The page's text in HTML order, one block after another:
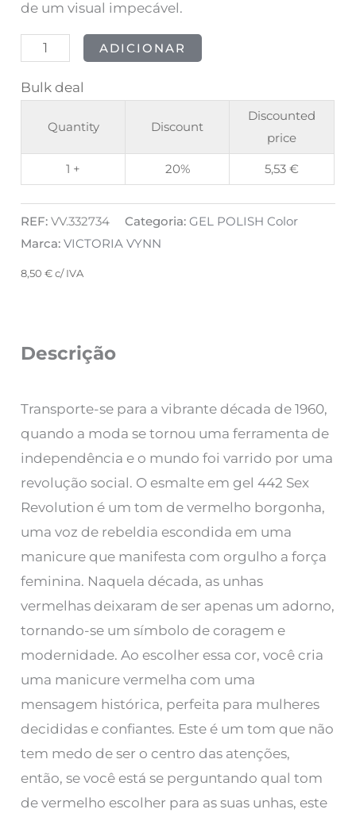
de um visual impecável.
ADICIONAR
Bulk deal
Quantity Discount
Discounted
price
1 + 20% 5,53€
REF:VV.332734 Categoria:GEL POLISH Color
Marca:VICTORIA VYNN
8,50€ c/ IVA
Descrição
Transporte-se para a vibrante década de 1960,
quando a moda se tornou uma ferramenta de
independência e o mundo foi varrido por uma
revolução social. O esmalte em gel 442 Sex
Revolution é um tom de vermelho borgonha,
uma voz de rebeldia escondida em uma
manicure que manifesta com orgulho a força
feminina. Naquela década, as unhas
vermelhas deixaram de ser apenas um adorno,
tornando-se um símbolo de coragem e
modernidade. Ao escolher essa cor, você cria
uma manicure vermelha com uma
mensagem histórica, perfeita para mulheres
decididas e confiantes. Este é um tom que não
tem medo de ser o centro das atenções,
então, se você está se perguntando qual tom
de vermelho escolher para as suas unhas, este